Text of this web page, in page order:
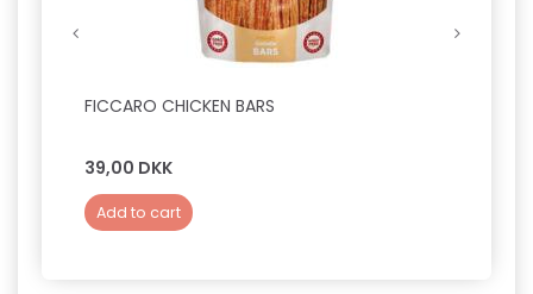
FICCARO CHICKEN BARS
39,00 DKK
Add to cart